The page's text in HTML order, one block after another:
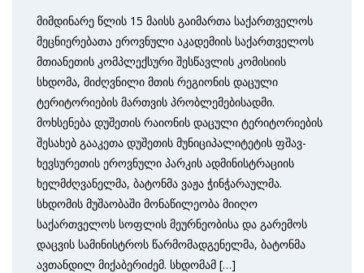
მიმდინარე წლის 15 მაისს გაიმართა საქართველოს
მეცნიერებათა ეროვნული აკადემიის საქართველოს
მთიანეთის კომპლექსური შესწავლის კომისიის
სხდომა, მიძღვნილი მთის რეგიონის დაცული
ტერიტორიების მართვის პრობლემებისადმი.
მოხსენება დუშეთის რაიონის დაცული ტერიტორიების
შესახებ გააკეთა დუშეთის მუნიციპალიტეტის ფშავ-
ხევსურეთის ეროვნული პარკის ადმინისტრაციის
ხელმძღვანელმა, ბატონმა ვაჟა ჭინჭარაულმა.
სხდომის მუშაობაში მონაწილეობა მიიღო
საქართველოს სოფლის მეურნეობისა და გარემოს
დაცვის სამინისტროს წარმომადგენელმა, ბატონმა
ავთანდილ მიქაბერიძემ. სხდომამ […]